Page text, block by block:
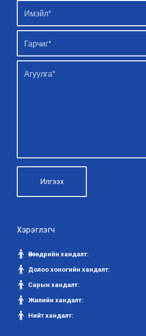
Хэрэглэгч
Өнөөдрийн хандалт:
Долоо хоногийн хандалт:
Сарын хандалт:
Жилийн хандалт:
Нийт хандалт: